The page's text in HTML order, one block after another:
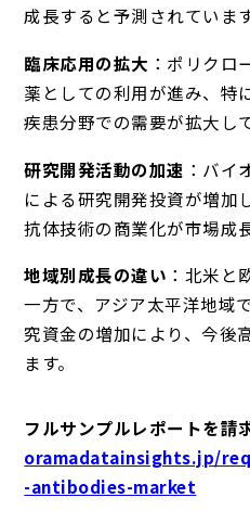
成長すると予測されています
臨床応用の拡大 ：ポリクロ
薬としての利用が進み、特
疾患分野での需要が拡大し
研究開発活動の加速 ：バイ
による研究開発投資が増加
抗体技術の商業化が市場成
地域別成長の違い ：北米と
一方で、アジア太平洋地域
究資金の増加により、今後
ます。
フルサンプルレポートを請
oramadatainsights.jp/
-antibodies-market